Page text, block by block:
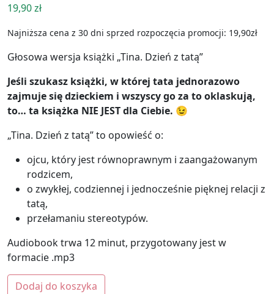
19,90zł
Najniższa cena z 30 dni sprzed rozpoczęcia promocji: 19,90zł
Głosowa wersja książki „Tina. Dzień z tatą”
Jeśli szukasz książki, w której tata jednorazowo
zajmuje się dzieckiem i wszyscy go za to oklaskują,
to… ta książka NIE JEST dla Ciebie. 😉
„Tina. Dzień z tatą” to opowieść o:
ojcu, który jest równoprawnym i zaangażowanym
rodzicem,
o zwykłej, codziennej i jednocześnie pięknej relacji z
tatą,
przełamaniu stereotypów.
Audiobook trwa 12 minut, przygotowany jest w
formacie .mp3
ilość "Tina. Dzień z tatą" - Audiobook
Dodaj do koszyka